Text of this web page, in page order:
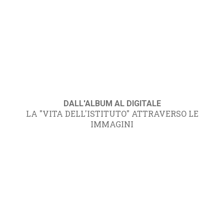
DALL'ALBUM AL DIGITALE
LA "VITA DELL'ISTITUTO" ATTRAVERSO LE
IMMAGINI